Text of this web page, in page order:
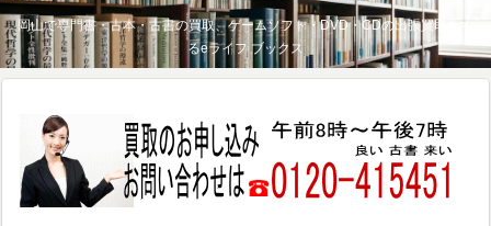
岡山で専門書・古本・古書の買取、ゲームソフト・DVD・CDの出張買取をす
るeライフ ブックス